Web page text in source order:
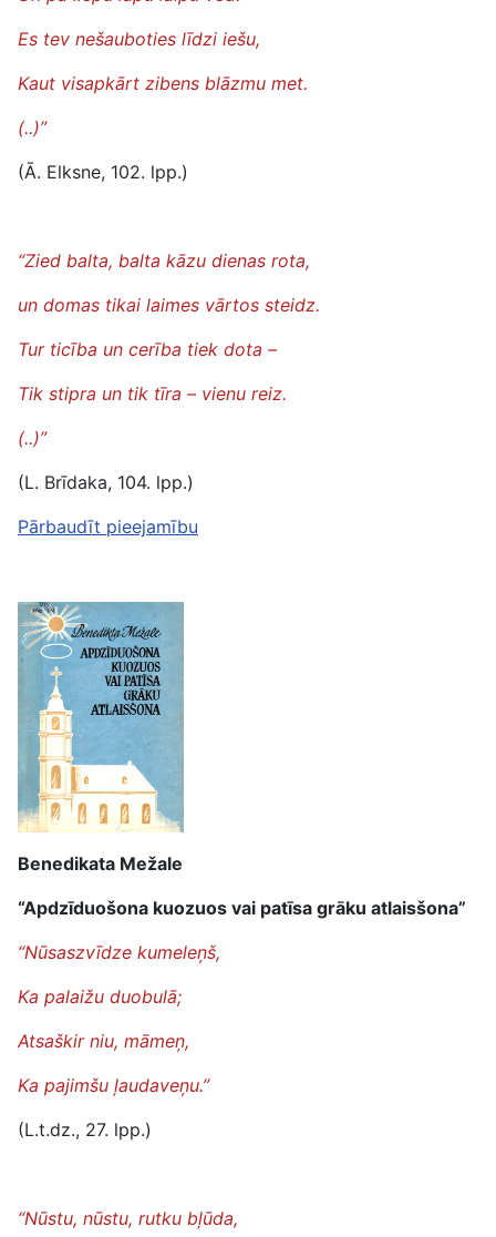
Es tev nešauboties līdzi iešu,
Kaut visapkārt zibens blāzmu met.
(..)”
(Ā. Elksne, 102. lpp.)
“Zied balta, balta kāzu dienas rota,
un domas tikai laimes vārtos steidz.
Tur ticība un cerība tiek dota –
Tik stipra un tik tīra – vienu reiz.
(..)”
(L. Brīdaka, 104. lpp.)
Pārbaudīt pieejamību
Benedikata Mežale
“Apdzīduošona kuozuos vai patīsa grāku atlaisšona”
“Nūsaszvīdze kumeleņš,
Ka palaižu duobulā;
Atsaškir niu, māmeņ,
Ka pajimšu ļaudaveņu.”
(L.t.dz., 27. lpp.)
“Nūstu, nūstu, rutku bļūda,